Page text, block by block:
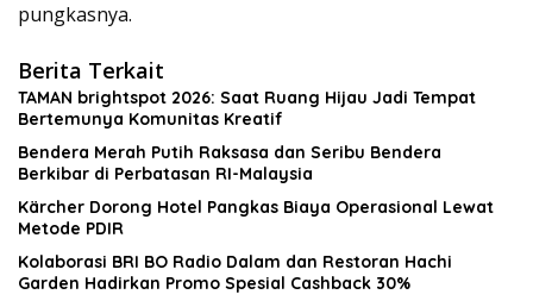
pungkasnya.
Berita Terkait
TAMAN brightspot 2026: Saat Ruang Hijau Jadi Tempat
Bertemunya Komunitas Kreatif
Bendera Merah Putih Raksasa dan Seribu Bendera
Berkibar di Perbatasan RI-Malaysia
Kärcher Dorong Hotel Pangkas Biaya Operasional Lewat
Metode PDIR
Kolaborasi BRI BO Radio Dalam dan Restoran Hachi
Garden Hadirkan Promo Spesial Cashback 30%